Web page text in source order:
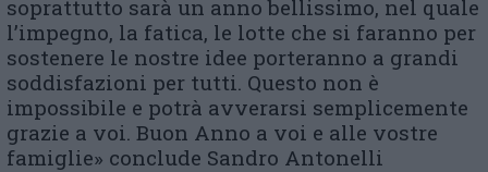
soprattutto sarà un anno bellissimo, nel quale
l’impegno, la fatica, le lotte che si faranno per
sostenere le nostre idee porteranno a grandi
soddisfazioni per tutti. Questo non è
impossibile e potrà avverarsi semplicemente
grazie a voi. Buon Anno a voi e alle vostre
famiglie» conclude Sandro Antonelli